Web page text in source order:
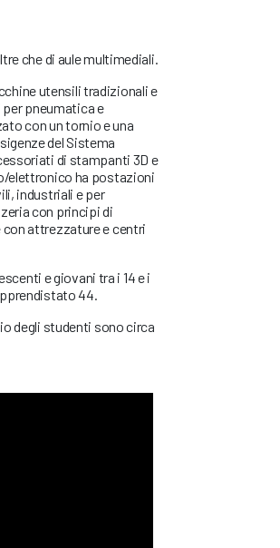
che di aule multimediali.
utensili tradizionali e
pneumatica e
con un tornio e una
del Sistema
di stampanti 3D e
elettronico ha postazioni
industriali e per
con principi di
attrezzature e centri
e giovani tra i 14 e i
44.
degli studenti sono circa